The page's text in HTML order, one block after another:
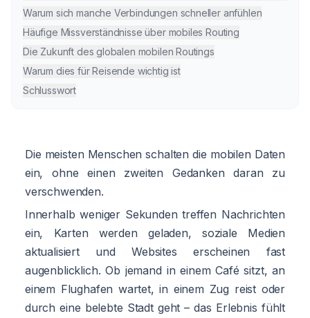
Warum sich manche Verbindungen schneller anfühlen
Häufige Missverständnisse über mobiles Routing
Die Zukunft des globalen mobilen Routings
Warum dies für Reisende wichtig ist
Schlusswort
Die meisten Menschen schalten die mobilen Daten
ein, ohne einen zweiten Gedanken daran zu
verschwenden.
Innerhalb weniger Sekunden treffen Nachrichten
ein, Karten werden geladen, soziale Medien
aktualisiert und Websites erscheinen fast
augenblicklich. Ob jemand in einem Café sitzt, an
einem Flughafen wartet, in einem Zug reist oder
durch eine belebte Stadt geht – das Erlebnis fühlt